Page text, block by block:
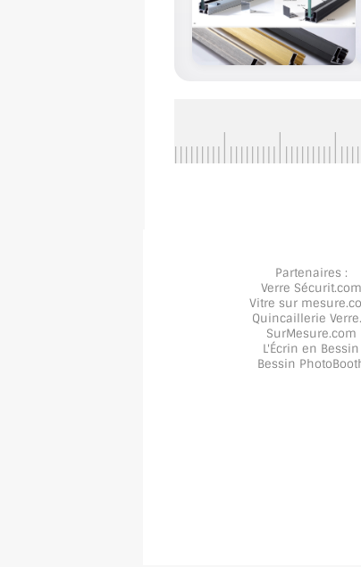
Partenaires :
Verre Sécurit.com
Vitre sur mesure
Quincaillerie Verre
SurMesure.com
L'Écrin en Bessin
Bessin